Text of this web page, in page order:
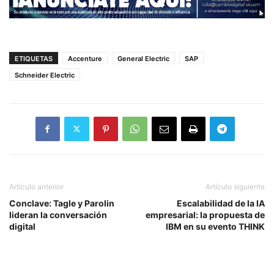
ETIQUETAS Accenture General Electric
SAP
Schneider Electric
Artículo anterior
Conclave: Tagle y Parolin
lideran la conversación
digital
Artículo siguiente
Escalabilidad de la IA
empresarial: la propuesta de
IBM en su evento THINK